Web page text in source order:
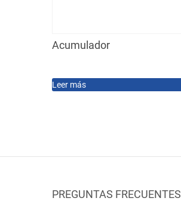
Acumulador
Leer más
PREGUNTAS FRECUENTES